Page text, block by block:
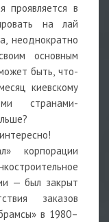
проявляется в
на лай
неоднократно
основным
быть, что-
киевскому
странами-
корпорации
— был закрыт
заказов
в 1980–